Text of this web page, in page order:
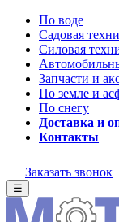
По воде
Садовая
Силовая
Запчасти и
По земле и
По снегу
Доставка и
Контакты
Заказать звонок
☰